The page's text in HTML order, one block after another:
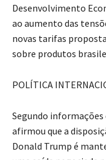
Desenvolvimento
ao aumento das
novas tarifas
sobre produtos
POLÍTICA
Segundo informações
afirmou que a
Donald Trump é